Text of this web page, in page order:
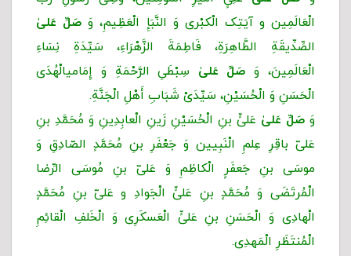
الْعَالَمِین و آیَتِک الْکبْرى وَ النَّبَإِ الْعَظِیمِ، وَ صَلِّ عَلیٰ
الصِّدِّیقَةِ الطَّاهِرَةِ، فَاطِمَةَ الزَّهْرَاءِ، سَیِّدَةِ نِسَاءِ
الْعَالَمِینَ، وَ صَلِّ عَلیٰ سِبْطَیِ الرَّحْمَةِ وَ إِمَامی‏‏الْهُدَى
الْحَسَنِ وَ الْحُسَیْنِ، سَیِّدَیْ شَبَابِ أَهْلِ الْجَنَّةِ.
وَصَلِّ عَلیٰ عَلىٍّ بنِ الْحُسَیْنِ زَینِ ‌الْعابِدِینِ وَ مُحَمَّدِ بنِ
عَلىّ باقِرِ عِلمِ الْنَبِیین وَ جَعْفَرِ بنِ مُحَمَّدٍ الصّادِقِ وَ
موسَی بنِ جَعفَرٍ الْکاظِمِ وَ عَلىّ بنِ مُوسَی الرِّضا
الْمُرتَضَی وَ مُحَمَّدٍ بنِ عَلىٍّ الْجَوادِ و عَلىّ‌ بنِ‌ مُحَمَّدٍ
الْهادِی وَ الْحَسَنِ بنِ عَلىٍّ الْعَسکَرِی وَ الْخَلفِ الْقائِمِ
الْمُنتَظَرِ الْمَهدِی.